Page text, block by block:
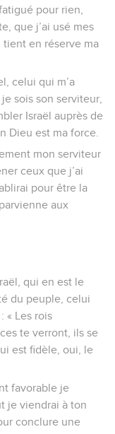
pour rien,
que j’ai usé mes
tient en réserve ma
celui qui m’a
sois son serviteur,
Israël auprès de
Dieu est ma force.
mon serviteur
ceux que j’ai
pour être la
aux
qui en est le
du peuple, celui
« Les rois
te verront, ils se
est fidèle, oui, le
favorable je
je viendrai à ton
conclure une